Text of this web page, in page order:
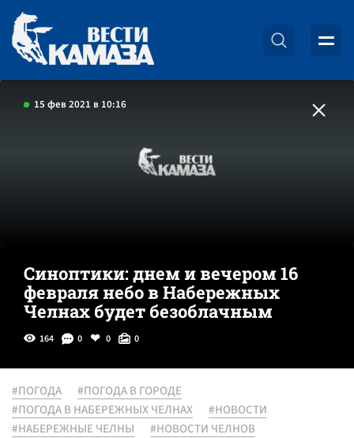
15 фев 2021 в 10:16
Синоптики: днем и вечером 16
февраля небо в Набережных
Челнах будет безоблачным
164 0 0 0
#ПОГОДА
#ПОГОДА В ГОРОДЕ
#ПОГОДА В НАБЕРЕЖНЫХ ЧЕЛНАХ
#НОВОСТИ
#НАБЕРЕЖНЫЕ ЧЕЛНЫ
#НОВОСТИ ЧЕЛНОВ